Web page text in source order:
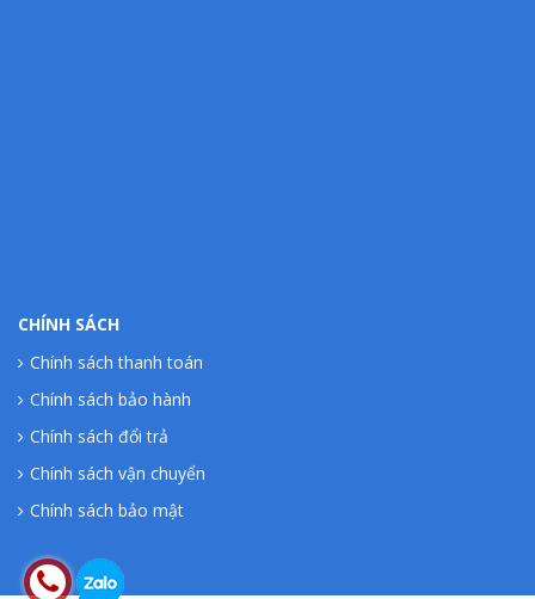
CHÍNH SÁCH
Chính sách thanh toán
Chính sách bảo hành
Chính sách đổi trả
Chính sách vận chuyển
Chính sách bảo mật